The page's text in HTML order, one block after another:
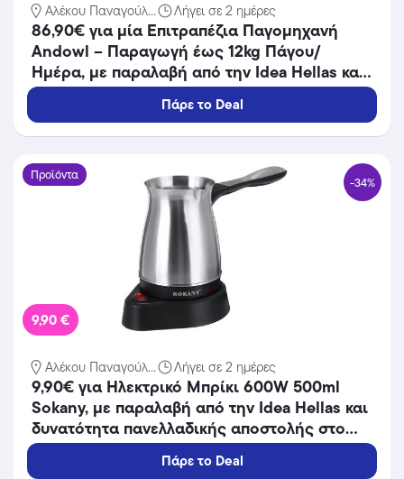
Αλέκου Παναγούλ... Λήγει σε 2 ημέρες
86,90€ για μία Επιτραπέζια Παγομηχανή
Andowl – Παραγωγή έως 12kg Πάγου/
Ημέρα, με παραλαβή από την Idea Hellas και
δυνατότητα πανελλαδικής αποστολής στο
χώρo σας.Κωδ:230.21432F
Πάρε το Deal
Προϊόντα -34%
9,90 €
Αλέκου Παναγούλ... Λήγει σε 2 ημέρες
9,90€ για Ηλεκτρικό Μπρίκι 600W 500ml
Sokany, με παραλαβή από την Idea Hellas και
δυνατότητα πανελλαδικής αποστολής στο
χώρo σας.Κωδ:230.20377
Πάρε το Deal